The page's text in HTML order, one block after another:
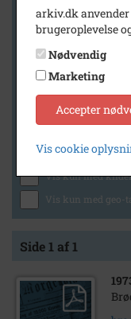
Geografi
Generelt
Vis kun med
Vis kun med
Vis kun med
Vis kun med geo-
Side 1 af 1
arkiv.dk
brugeroplevelse
Nødvendig
Marketing
Accepter
Vis cookie